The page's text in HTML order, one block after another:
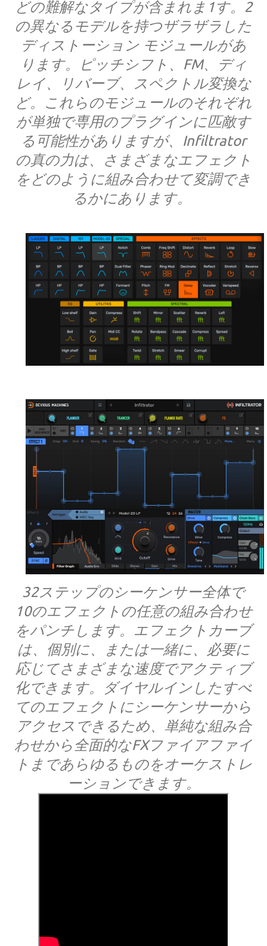
どの難解なタイプが含まれま1す。2
の異なるモデルを持つザラザラした
ディストーション モジュールがあ
ります。ピッチシフト、FM、ディ
レイ、リバーブ、スペクトル変換な
ど。これらのモジュールのそれぞれ
が単独で専用のプラグインに匹敵す
る可能性がありますが、Infiltrator
の真の力は、さまざまなエフェクト
をどのように組み合わせて変調でき
るかにあります。
32ステップのシーケンサー全体で
10のエフェクトの任意の組み合わせ
をパンチします。エフェクトカーブ
は、個別に、または一緒に、必要に
応じてさまざまな速度でアクティブ
化できます。ダイヤルインしたすべ
てのエフェクトにシーケンサーから
アクセスできるため、単純な組み合
わせから全面的なFXファイアファイ
トまであらゆるものをオーケストレ
ーションできます。